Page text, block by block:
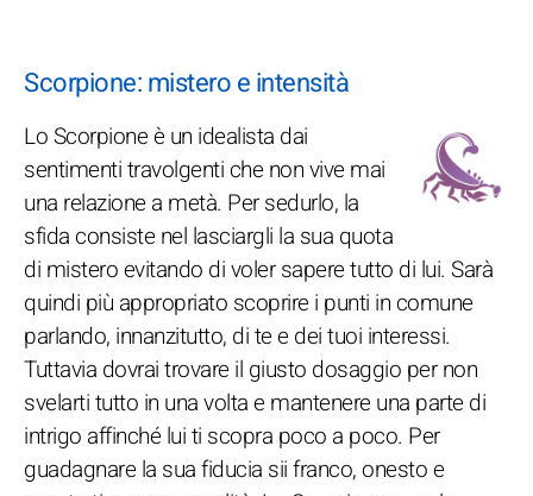
Scorpione: mistero e intensità
Lo Scorpione è un idealista dai
sentimenti travolgenti che non vive mai
una relazione a metà. Per sedurlo, la
sfida consiste nel lasciargli la sua quota
di mistero evitando di voler sapere tutto di lui. Sarà
quindi più appropriato scoprire i punti in comune
parlando, innanzitutto, di te e dei tuoi interessi.
Tuttavia dovrai trovare il giusto dosaggio per non
svelarti tutto in una volta e mantenere una parte di
intrigo affinché lui ti scopra poco a poco. Per
guadagnare la sua fiducia sii franco, onesto e